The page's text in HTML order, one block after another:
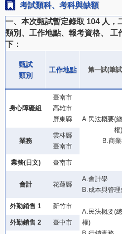
考試類科、考科與缺額
一、本次甄試暫定錄取 104 人，
類別、工作地點、報考資格、 工
下：
甄試
類別
工作地點 第一試(筆
身心障礙組
臺南市
高雄市
屏東縣
A.民法概要(
權)
B.商
業務
雲林縣
臺南市
業務(日文) 臺南市
會計 花蓮縣
A.會計學
B.成本與管
外勤銷售 1 新竹市
A.民法概要(
權)
外勤銷售 2 臺中市